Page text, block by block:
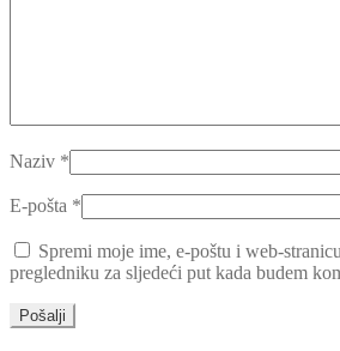
Naziv *
E-pošta *
Spremi moje ime, e-poštu i web-
pregledniku za sljedeći put kada budem